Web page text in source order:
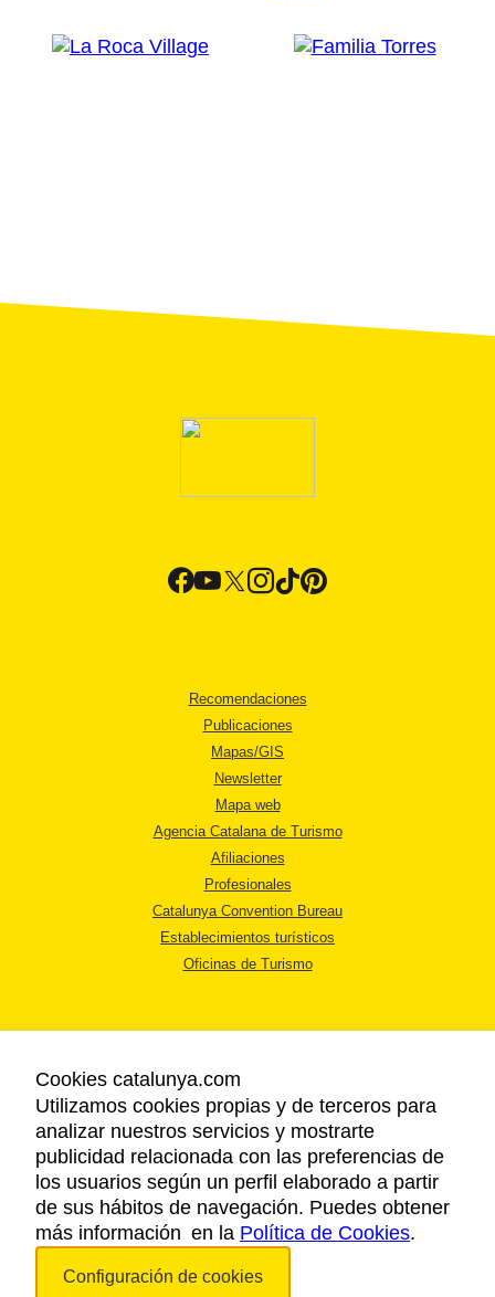
Recomendaciones
Publicaciones
Mapas/GIS
Newsletter
Mapa web
Agencia Catalana de Turismo
Afiliaciones
Profesionales
Catalunya Convention Bureau
Establecimientos turísticos
Oficinas de Turismo
AVISO LEGAL
POLÍTICA DE PRIVACIDAD
COOKIES
ACCESSIBILIDAD
Copyright © 2026. Agencia Catalana de Turismo. Todos los derechos
Cookies catalunya.com
Utilizamos cookies propias y de terceros para
analizar nuestros servicios y mostrarte
publicidad relacionada con las preferencias de
los usuarios según un perfil elaborado a partir
de sus hábitos de navegación. Puedes obtener
más información en la Política de Cookies.
Configuración de cookies